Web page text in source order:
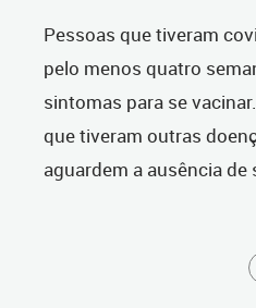
Pessoas que tiveram
pelo menos quatro
sintomas para se
que tiveram outras
aguardem a ausência de